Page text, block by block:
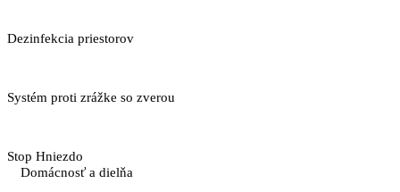
Dezinfekcia priestorov
Systém proti zrážke so zverou
Stop Hniezdo
Domácnosť a dielňa